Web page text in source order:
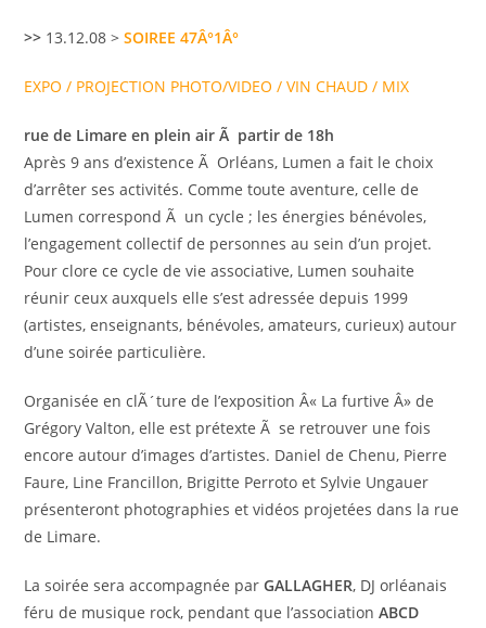
>> 13.12.08 > SOIREE 47Â°1Â°
EXPO / PROJECTION PHOTO/VIDEO / VIN CHAUD / MIX
rue de Limare en plein air Ã partir de 18h
Après 9 ans d’existence Ã Orléans, Lumen a fait le choix
d’arrêter ses activités. Comme toute aventure, celle de
Lumen correspond Ã un cycle ; les énergies bénévoles,
l’engagement collectif de personnes au sein d’un projet.
Pour clore ce cycle de vie associative, Lumen souhaite
réunir ceux auxquels elle s’est adressée depuis 1999
(artistes, enseignants, bénévoles, amateurs, curieux) autour
d’une soirée particulière.
Organisée en clÃ´ture de l’exposition Â« La furtive Â» de
Grégory Valton, elle est prétexte Ã se retrouver une fois
encore autour d’images d’artistes. Daniel de Chenu, Pierre
Faure, Line Francillon, Brigitte Perroto et Sylvie Ungauer
présenteront photographies et vidéos projetées dans la rue
de Limare.
La soirée sera accompagnée parGALLAGHER, DJ orléanais
féru de musique rock, pendant que l’associationABCD